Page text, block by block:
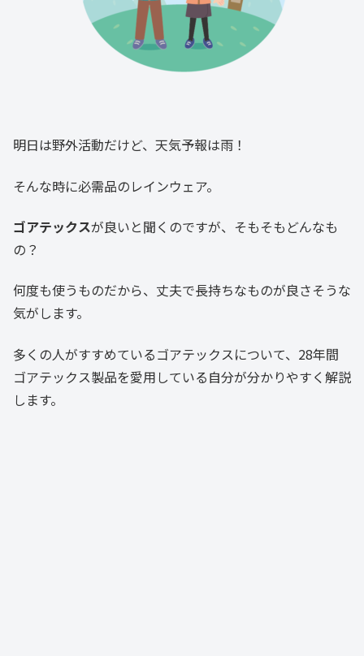
明日は野外活動だけど、天気予報は雨！
そんな時に必需品のレインウェア。
ゴアテックスが良いと聞くのですが、そもそもどんなも
の？
何度も使うものだから、丈夫で長持ちなものが良さそうな
気がします。
多くの人がすすめているゴアテックスについて、28年間
ゴアテックス製品を愛用している自分が分かりやすく解説
します。